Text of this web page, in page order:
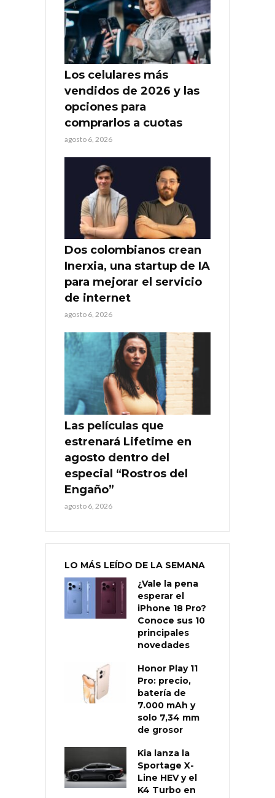
Los celulares más
vendidos de 2026 y las
opciones para
comprarlos a cuotas
agosto 6, 2026
Dos colombianos crean
Inerxia, una startup de IA
para mejorar el servicio
de internet
agosto 6, 2026
Las películas que
estrenará Lifetime en
agosto dentro del
especial “Rostros del
Engaño”
agosto 6, 2026
LO MÁS LEÍDO DE LA SEMANA
¿Vale la pena
esperar el
iPhone 18 Pro?
Conoce sus 10
principales
novedades
Honor Play 11
Pro: precio,
batería de
7.000 mAh y
solo 7,34 mm
de grosor
Kia lanza la
Sportage X-
Line HEV y el
K4 Turbo en